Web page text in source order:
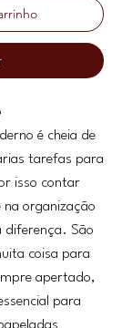
é cheia de
tarefas para
isso contar
na organização
diferença. São
coisa para
apertado,
para